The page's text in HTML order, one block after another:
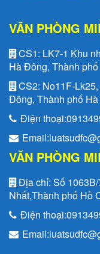
VĂN PHÒNG
CS1: LK7-1 Khu
Hà Đông, Thành
CS2: No11F-
Đông, Thành phố
Điện thoại:
Email:
VĂN PHÒNG
Địa chỉ: Số
Nhất,Thành phố Hồ
Điện thoại:
Email: